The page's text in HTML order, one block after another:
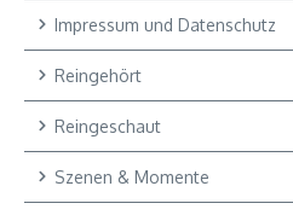
Impressum und Datenschutz
Reingehört
Reingeschaut
Szenen & Momente